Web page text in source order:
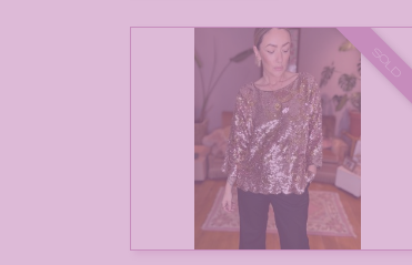
SOLD